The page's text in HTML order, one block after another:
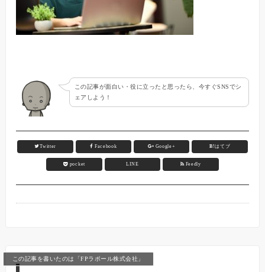
この記事が面白い・役に立ったと思ったら、今すぐSNSでシ
ェアしよう！
Twitter Facebook Google+ B!はてブ
pocket LINE Feedly
この記事を書いたのは「FPラポール株式会社」